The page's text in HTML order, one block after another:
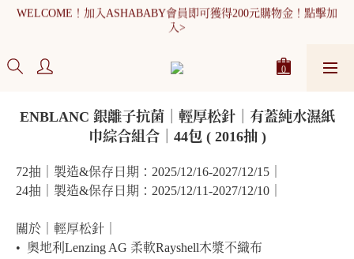
WELCOME！加入ASHABABY會員即可獲得200元購物金！點擊加
入>
全館消費滿900元免運
WELCOME！加入ASHABABY會員即可獲得200元購物金！點擊加
入>
ENBLANC 銀離子抗菌｜輕厚松針｜有蓋純水濕紙
巾綜合組合｜44包 ( 2016抽 )
72抽｜製造&保存日期：2025/12/16-2027/12/15｜
24抽｜製造&保存日期：2025/12/11-2027/12/10｜
關於｜輕厚松針｜
•  奧地利Lenzing AG 柔軟Rayshell木漿不織布